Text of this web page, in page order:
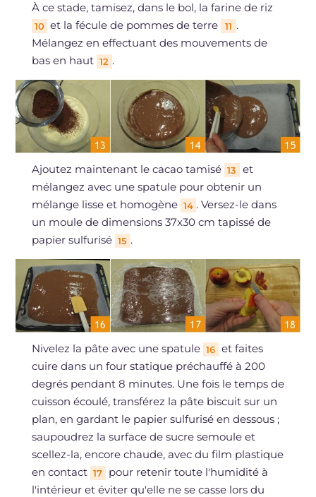
À ce stade, tamisez, dans le bol, la farine de riz
10 et la fécule de pommes de terre 11 .
Mélangez en effectuant des mouvements de
bas en haut 12 .
Ajoutez maintenant le cacao tamisé 13
et
mélangez avec une spatule pour obtenir un
mélange lisse et homogène 14 . Versez-le dans
un moule de dimensions 37x30 cm tapissé de
papier sulfurisé 15 .
Nivelez la pâte avec une spatule 16 et faites
cuire dans un four statique préchauffé à 200
degrés pendant 8 minutes. Une fois le temps de
cuisson écoulé, transférez la pâte biscuit sur un
plan, en gardant le papier sulfurisé en dessous ;
saupoudrez la surface de sucre semoule et
scellez-la, encore chaude, avec du film plastique
en contact 17
pour retenir toute l'humidité à
l'intérieur et éviter qu'elle ne se casse lors du